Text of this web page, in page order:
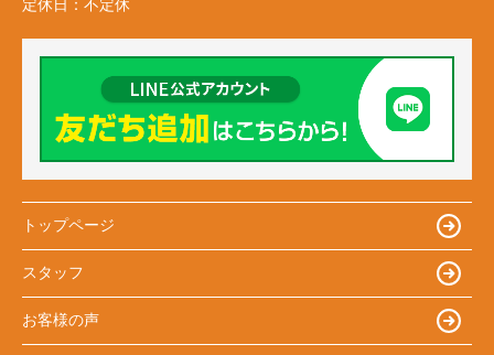
定休日： 不定休
トップページ
スタッフ
お客様の声